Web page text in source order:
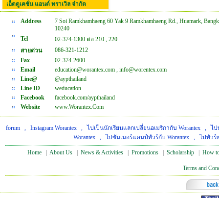
เอ็ดดูเคชั่น แอนด์ ทราเวิล จำกัด
Address
7 Soi Ramkhamhaeng 60 Yak 9 Ramkhamhaeng Rd., Huamark,
10240
Tel
02-374-1300 ต่อ 210 , 220
สายด่วน
086-321-1212
Fax
02-374-2600
Email
education@worantex.com , info@worentex.com
Line@
@aypthailand
Line ID
weducation
Facebook
facebook.com/aypthailand
Website
www.Worantex.Com
forum , Instagram Worantex , ไปเป็นนักเรียนแลกเปลี่ยนอเมริกากับ Worantex , ไป
Worantex, ไปซัมเมอร์แคมป์ทัวร์กับ Worantex, ไปทัวร์
Home About Us News & Activities Promotions Scholarship How
Terms and